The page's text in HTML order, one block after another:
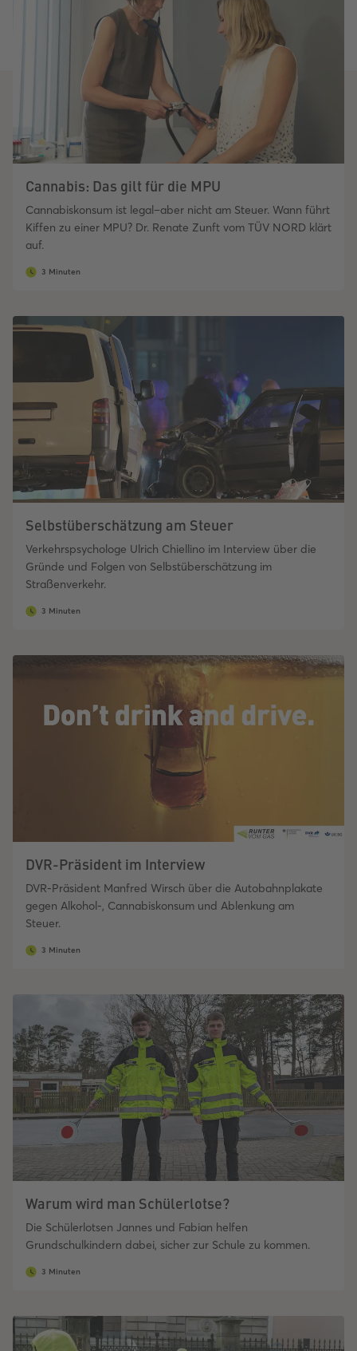
Cannabis: Das gilt für die MPU
Cannabiskonsum ist legal–aber nicht am Steuer. Wann führt
Kiffen zu einer MPU? Dr. Renate Zunft vom TÜV NORD klärt
auf.
3 Minuten
Selbstüberschätzung am Steuer
Verkehrspsychologe Ulrich Chiellino im Interview über die
Gründe und Folgen von Selbstüberschätzung im
Straßenverkehr.
3 Minuten
DVR-Präsident im Interview
DVR-Präsident Manfred Wirsch über die Autobahnplakate
gegen Alkohol-, Cannabiskonsum und Ablenkung am
Steuer.
3 Minuten
Warum wird man Schülerlotse?
Die Schülerlotsen Jannes und Fabian helfen
Grundschulkindern dabei, sicher zur Schule zu kommen.
3 Minuten